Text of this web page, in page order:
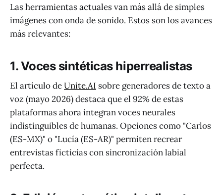
Las herramientas actuales van más allá de simples
imágenes con onda de sonido. Estos son los avances
más relevantes:
1. Voces sintéticas hiperrealistas
El artículo deUnite.AI sobre generadores de texto a
voz (mayo 2026) destaca que el 92% de estas
plataformas ahora integran voces neurales
indistinguibles de humanas. Opciones como "Carlos
(ES-MX)" o "Lucía (ES-AR)" permiten recrear
entrevistas ficticias con sincronización labial
perfecta.